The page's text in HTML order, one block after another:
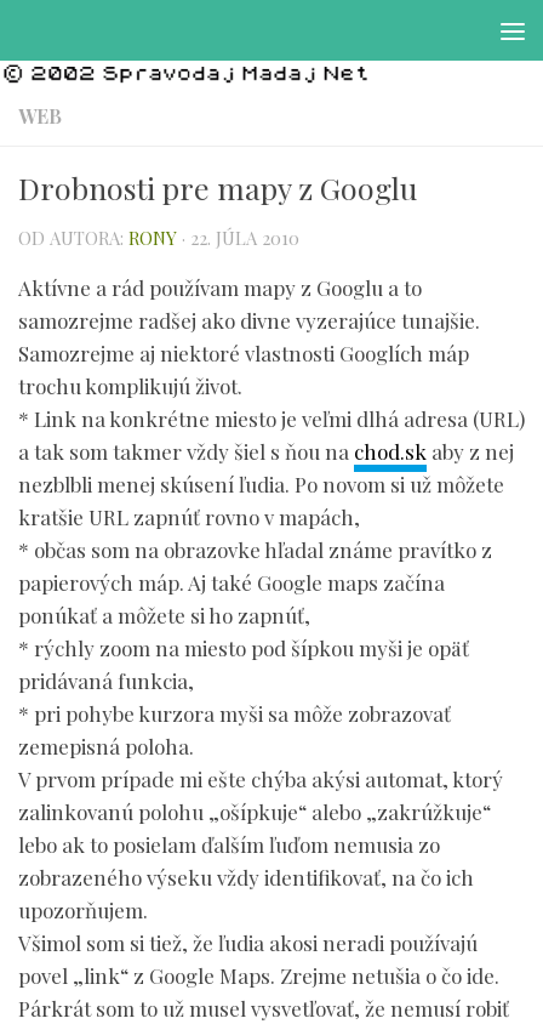
WEB
Drobnosti pre mapy z Googlu
OD AUTORA: RONY · 22. JÚLA 2010
Aktívne a rád používam mapy z Googlu a to
samozrejme radšej ako divne vyzerajúce tunajšie.
Samozrejme aj niektoré vlastnosti Googlích máp
trochu komplikujú život.
* Link na konkrétne miesto je veľmi dlhá adresa (URL)
a tak som takmer vždy šiel s ňou na chod.sk aby z nej
nezblbli menej skúsení ľudia. Po novom si už môžete
kratšie URL zapnúť rovno v mapách,
* občas som na obrazovke hľadal známe pravítko z
papierových máp. Aj také Google maps začína
ponúkať a môžete si ho zapnúť,
* rýchly zoom na miesto pod šípkou myši je opäť
pridávaná funkcia,
* pri pohybe kurzora myši sa môže zobrazovať
zemepisná poloha.
V prvom prípade mi ešte chýba akýsi automat, ktorý
zalinkovanú polohu „ošípkuje“ alebo „zakrúžkuje“
lebo ak to posielam ďalším ľuďom nemusia zo
zobrazeného výseku vždy identifikovať, na čo ich
upozorňujem.
Všimol som si tiež, že ľudia akosi neradi používajú
povel „link“ z Google Maps. Zrejme netušia o čo ide.
Párkrát som to už musel vysvetľovať, že nemusí robiť